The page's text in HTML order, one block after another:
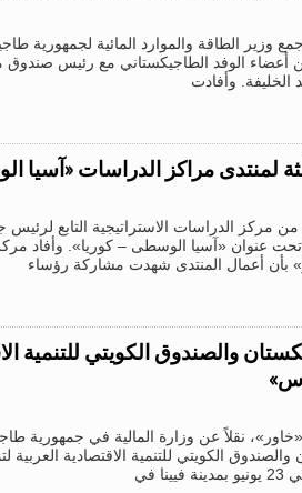
وزير الطاقة والموارد المائية لجمهورية
أعضاء الوفد الطاجيكستاني مع رئيس
الخليفة. وأفادت
لمنتدى مراكز الدراسات «آسيا
من مركز الدراسات الاستراتيجية التابع
تحت عنوان «آسيا الوسطى – كوريا». وأفاد
بأن أعمال المنتدى شهدت مشاركة رؤساء
والصندوق الكويتي للتنمية
«خاور»، نقلاً عن وزارة المالية في جمهورية
الكويتي للتنمية الاقتصادية العربية
في